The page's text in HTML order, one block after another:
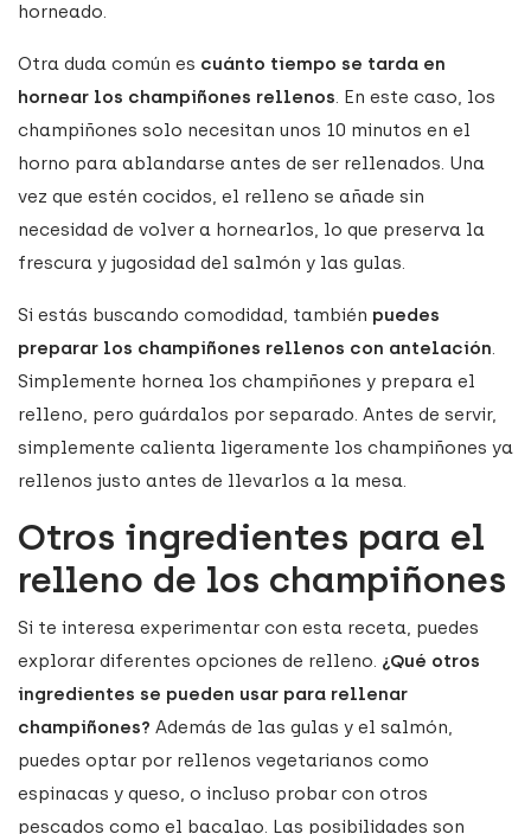
horneado.
Otra duda común es cuánto tiempo se tarda en
hornear los champiñones rellenos. En este caso, los
champiñones solo necesitan unos 10 minutos en el
horno para ablandarse antes de ser rellenados. Una
vez que estén cocidos, el relleno se añade sin
necesidad de volver a hornearlos, lo que preserva la
frescura y jugosidad del salmón y las gulas.
Si estás buscando comodidad, también puedes
preparar los champiñones rellenos con antelación.
Simplemente hornea los champiñones y prepara el
relleno, pero guárdalos por separado. Antes de servir,
simplemente calienta ligeramente los champiñones ya
rellenos justo antes de llevarlos a la mesa.
Otros ingredientes para el
relleno de los champiñones
Si te interesa experimentar con esta receta, puedes
explorar diferentes opciones de relleno. ¿Qué otros
ingredientes se pueden usar para rellenar
champiñones? Además de las gulas y el salmón,
puedes optar por rellenos vegetarianos como
espinacas y queso, o incluso probar con otros
pescados como el bacalao. Las posibilidades son